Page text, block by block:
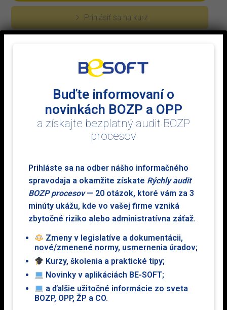
Prihlásiť sa na kurz
508/2009 Z. z. Kurz je určený pre osoby bez
elektrotechnického vzdelania, ktoré budú môcť obsluhovať
technické zariadenie elektrické alebo vykonávať na ňom
prácu v súlade s bezpečnostnotechnickými
požiadavkami.
V cene kurzu je zahrnuté
účastnícky poplatok,
vydanie potvrdenia a
ostatná réžia
Kurz je možné realizovať
Prezenčne
Máte záujem?
Buďte informovaní o
novinkách BOZP a OPP
a získajte bezplatný audit BOZP
procesov
Prihláste sa na odber nášho informačného
spravodaja a okamžite získate Rýchly audit
BOZP procesov— 20 otázok, ktoré vám za 3
minúty ukážu, kde vo vašej firme vzniká
zbytočné riziko alebo administratívna záťaž.
Zmeny v legislatíve a dokumentácii,
nové/zmenené normy, usmernenia úradov;
Kurzy, školenia a praktické tipy;
Novinky v aplikáciách BE-SOFT;
a ďalšie užitočné informácie zo sveta
BOZP, OPP, ŽP a CO.